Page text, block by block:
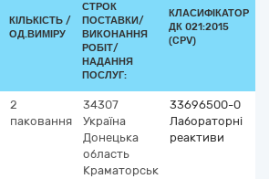
КІЛЬКІСТЬ /
ОД.ВИМІРУ
СТРОК
ПОСТАВКИ/
ВИКОНАННЯ
РОБІТ/
НАДАННЯ
ПОСЛУГ:
КЛАСИФІКАТОР
ДК 021:2015
(CPV)
2
паковання
34307
Україна
Донецька
область
Краматорськ
33696500-0
Лабораторні
реактиви